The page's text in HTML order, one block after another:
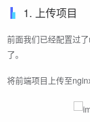
1. 上传项目
前面我们已经配置过
了。
将前端项目上传至